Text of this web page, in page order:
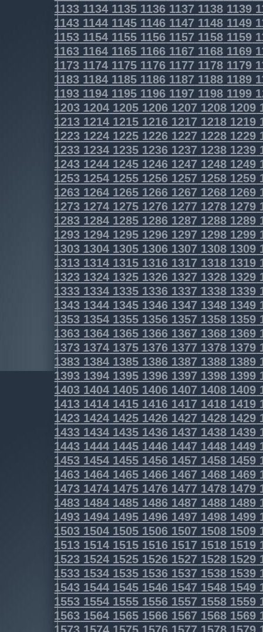
1133 1134 1135 1136 1137 1138 1139
1143 1144 1145 1146 1147 1148 1149
1153 1154 1155 1156 1157 1158 1159
1163 1164 1165 1166 1167 1168 1169
1173 1174 1175 1176 1177 1178 1179
1183 1184 1185 1186 1187 1188 1189
1193 1194 1195 1196 1197 1198 1199
1203 1204 1205 1206 1207 1208 1209
1213 1214 1215 1216 1217 1218 1219
1223 1224 1225 1226 1227 1228 1229
1233 1234 1235 1236 1237 1238 1239
1243 1244 1245 1246 1247 1248 1249
1253 1254 1255 1256 1257 1258 1259
1263 1264 1265 1266 1267 1268 1269
1273 1274 1275 1276 1277 1278 1279
1283 1284 1285 1286 1287 1288 1289
1293 1294 1295 1296 1297 1298 1299
1303 1304 1305 1306 1307 1308 1309
1313 1314 1315 1316 1317 1318 1319
1323 1324 1325 1326 1327 1328 1329
1333 1334 1335 1336 1337 1338 1339
1343 1344 1345 1346 1347 1348 1349
1353 1354 1355 1356 1357 1358 1359
1363 1364 1365 1366 1367 1368 1369
1373 1374 1375 1376 1377 1378 1379
1383 1384 1385 1386 1387 1388 1389
1393 1394 1395 1396 1397 1398 1399
1403 1404 1405 1406 1407 1408 1409
1413 1414 1415 1416 1417 1418 1419
1423 1424 1425 1426 1427 1428 1429
1433 1434 1435 1436 1437 1438 1439
1443 1444 1445 1446 1447 1448 1449
1453 1454 1455 1456 1457 1458 1459
1463 1464 1465 1466 1467 1468 1469
1473 1474 1475 1476 1477 1478 1479
1483 1484 1485 1486 1487 1488 1489
1493 1494 1495 1496 1497 1498 1499
1503 1504 1505 1506 1507 1508 1509
1513 1514 1515 1516 1517 1518 1519
1523 1524 1525 1526 1527 1528 1529
1533 1534 1535 1536 1537 1538 1539
1543 1544 1545 1546 1547 1548 1549
1553 1554 1555 1556 1557 1558 1559
1563 1564 1565 1566 1567 1568 1569